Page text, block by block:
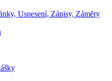
Usnesení, Zápisy, Záměry